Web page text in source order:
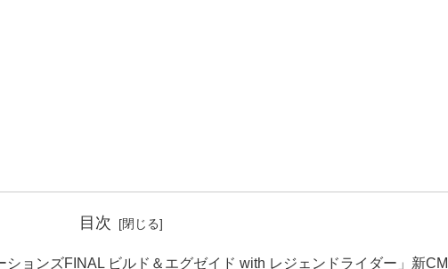
目次
ションズFINAL ビルド＆エグゼイド with レジェンドライダー」新CM